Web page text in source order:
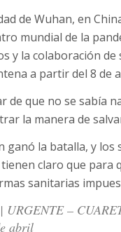
de Wuhan, en
mundial de la
y la colaboración
a partir del 8 de
de que no se sabía
la manera de
ganó la batalla, y los
tienen claro que para
sanitarias
URGENTE –
abril